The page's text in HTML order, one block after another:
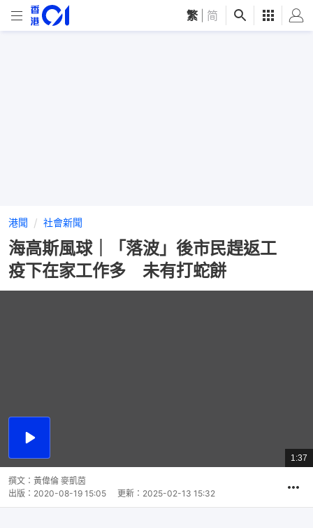
繁 简
港聞 社會新聞
海高斯風球｜「落波」後市民趕返工
疫下在家工作多 未有打蛇餅
播
總
共
1:37
撰文： 黃偉倫 麥凱茵
出版： 2020-08-19 15:05 更新： 2025-02-13 15:32